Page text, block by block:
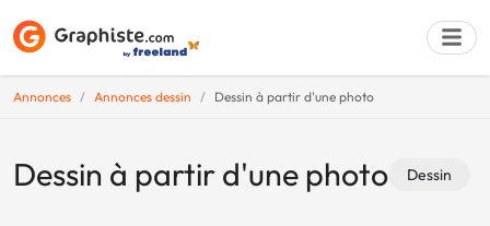
Annonces Annonces dessin Dessin à partir d'une photo
Dessin à partir d'une photo Dessin